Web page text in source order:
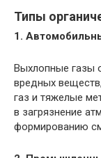
Типы
1.
Выхлопные газы
вредных
газ и тяжелые
в загрязнение
формированию